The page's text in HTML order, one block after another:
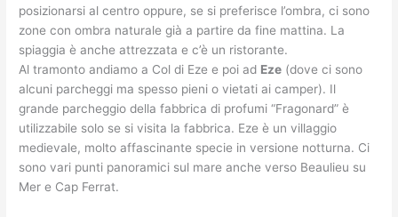
posizionarsi al centro oppure, se si preferisce l’ombra, ci sono
zone con ombra naturale già a partire da fine mattina. La
spiaggia è anche attrezzata e c’è un ristorante.
Al tramonto andiamo a Col di Eze e poi ad Eze (dove ci sono
alcuni parcheggi ma spesso pieni o vietati ai camper). Il
grande parcheggio della fabbrica di profumi “Fragonard” è
utilizzabile solo se si visita la fabbrica. Eze è un villaggio
medievale, molto affascinante specie in versione notturna. Ci
sono vari punti panoramici sul mare anche verso Beaulieu su
Mer e Cap Ferrat.